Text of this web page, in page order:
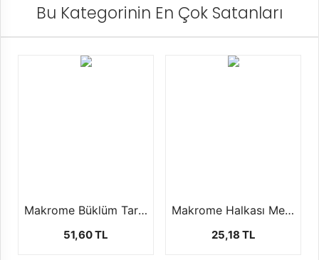
Bu Kategorinin En Çok Satanları
Makrome Büklüm Tarama İpi (3 mm-250 Gr)
51,60 TL
Makrome Halkası Metal Çember Rüya Kapanı
25,18 TL